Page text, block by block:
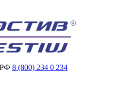
РФ 8 (800) 234 0 234